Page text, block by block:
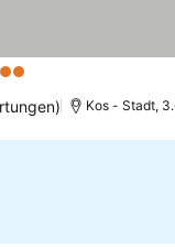
Kos - Stadt,